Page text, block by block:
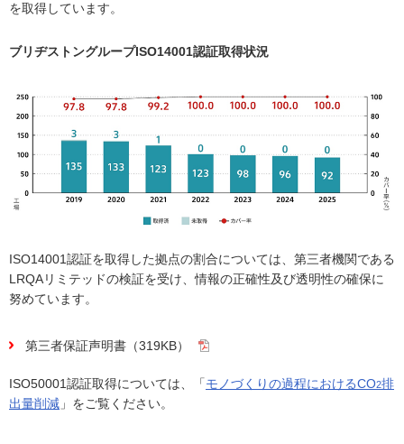
を取得しています。
ブリヂストングループISO14001認証取得状況
ISO14001認証を取得した拠点の割合については、第三者機関である
LRQAリミテッドの検証を受け、情報の正確性及び透明性の確保に
努めています。
第三者保証声明書（319KB）
ISO50001認証取得については、「モノづくりの過程におけるCO2排
出量削減 」をご覧ください。